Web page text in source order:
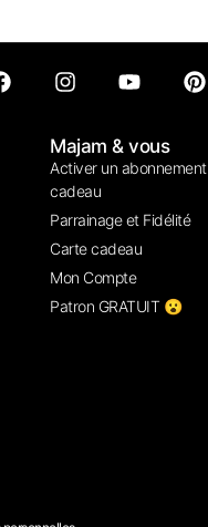
Majam & vous
Activer un abonnement
cadeau
Parrainage et Fidélité
Carte cadeau
Mon Compte
Patron GRATUIT 😮